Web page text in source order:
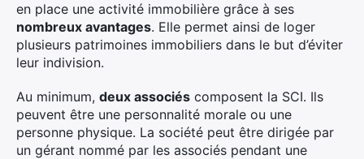
en place une activité immobilière grâce à ses
nombreux avantages. Elle permet ainsi de loger
plusieurs patrimoines immobiliers dans le but d’éviter
leur indivision.
Au minimum, deux associés composent la SCI. Ils
peuvent être une personnalité morale ou une
personne physique. La société peut être dirigée par
un gérant nommé par les associés pendant une